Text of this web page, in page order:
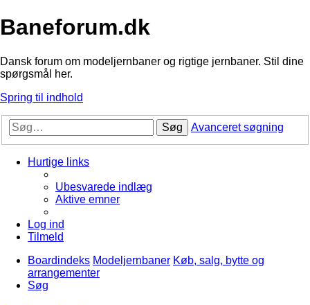
Baneforum.dk
Dansk forum om modeljernbaner og rigtige jernbaner. Stil dine
spørgsmål her.
Spring til indhold
Søg Avanceret søgning
Hurtige links
Ubesvarede indlæg
Aktive emner
Log ind
Tilmeld
Boardindeks Modeljernbaner Køb, salg, bytte og
arrangementer
Søg